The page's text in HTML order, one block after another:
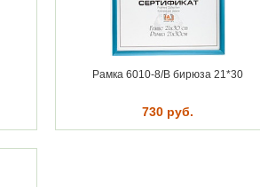
Рамка 6010-8/В бирюза 21*30
730 руб.